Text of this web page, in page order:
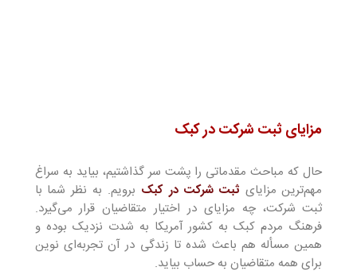
مزایای ثبت شرکت در کبک
حال که مباحث مقدماتی را پشت سر گذاشتیم، بیاید به سراغ
مهم‌ترین مزایای ثبت شرکت در کبک برویم. به نظر شما با
ثبت شرکت، چه مزایای در اختیار متقاضیان قرار می‌گیرد.
فرهنگ مردم کبک به کشور آمریکا به شدت نزدیک بوده و
همین مسأله هم باعث شده تا زندگی در آن تجربه‌ای نوین
برای همه متقاضیان به حساب بیاید.